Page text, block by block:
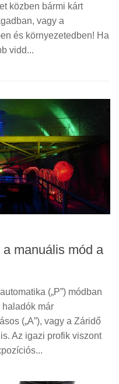
közben bármi kárt
vagy a
és környezetedben! Ha
vidd...
manuális mód a
(„P”) módban
haladók már
(„A”), vagy a Záridő
Az igazi profik viszont